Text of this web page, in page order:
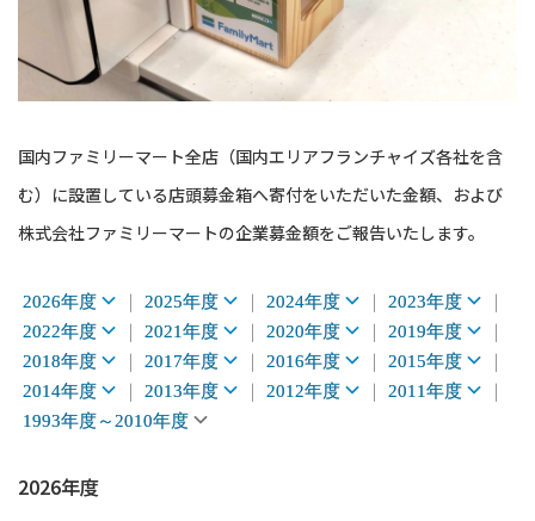
国内ファミリーマート全店（国内エリアフランチャイズ各社を含
む）に設置している店頭募金箱へ寄付をいただいた金額、および
株式会社ファミリーマートの企業募金額をご報告いたします。
2026年度 2025年度 2024年度
2023年度
2022年度
2021年度 2020年度
2019年度
2018年度
2017年度 2016年度
2015年度
2014年度
2013年度 2012年度
2011年度
1993年度～2010年度
2026年度